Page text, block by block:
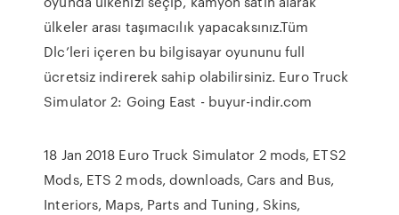
ülkeler arası taşımacılık yapacaksınız.Tüm
Dlc’leri içeren bu bilgisayar oyununu full
ücretsiz indirerek sahip olabilirsiniz. Euro Truck
Simulator 2: Going East - buyur-indir.com
18 Jan 2018 Euro Truck Simulator 2 mods, ETS2
Mods, ETS 2 mods, downloads, Cars and Bus,
Interiors, Maps, Parts and Tuning, Skins,